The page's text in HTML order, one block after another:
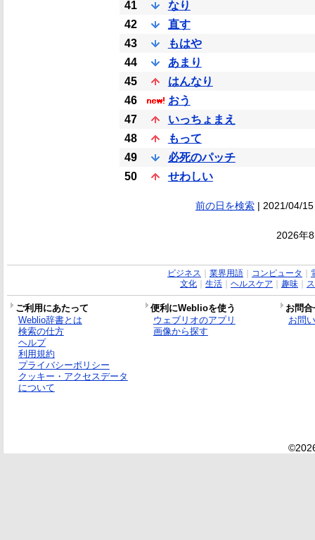
41
なり
42
直す
43
もはや
44
あまり
45
はんなり
46
おう
47
いっちょまえ
48
もって
49
必死のパッチ
50
せわしい
前の日を検索| 2021/04/
2026年
ビジネス 業界用語｜ コンピュータ
文化｜ 生活｜ ヘルスケア 趣味｜
ご利用にあたって 便利にWeblioを使う
お問
Weblio辞書とは
検索の仕方
ヘルプ
利用規約
プライバシーポリシー
クッキー・アクセスデータ
について
ウェブリオのアプリ
画像から探す
お問